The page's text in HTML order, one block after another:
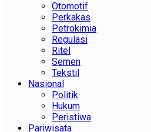
Otomotif
Perkakas
Petrokimia
Regulasi
Ritel
Semen
Tekstil
Nasional
Politik
Hukum
Peristiwa
Pariwisata